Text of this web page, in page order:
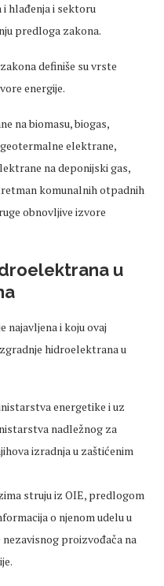
hlađenja i sektoru
predloga zakona.
definiše su vrste
energije.
na biomasu, biogas,
elektrane,
na deponijski gas,
komunalnih otpadnih
obnovljive izvore
u
najavljena i koju ovaj
hidroelektrana u
energetike i uz
nadležnog za
izradnja u zaštićenim
struju iz OIE, predlogom
o njenom udelu u
proizvođača na